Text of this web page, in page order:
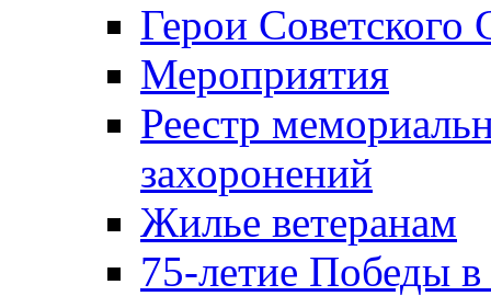
Герои Советского
Мероприятия
Реестр
захоронений
Жилье ветеранам
75-летие Победы